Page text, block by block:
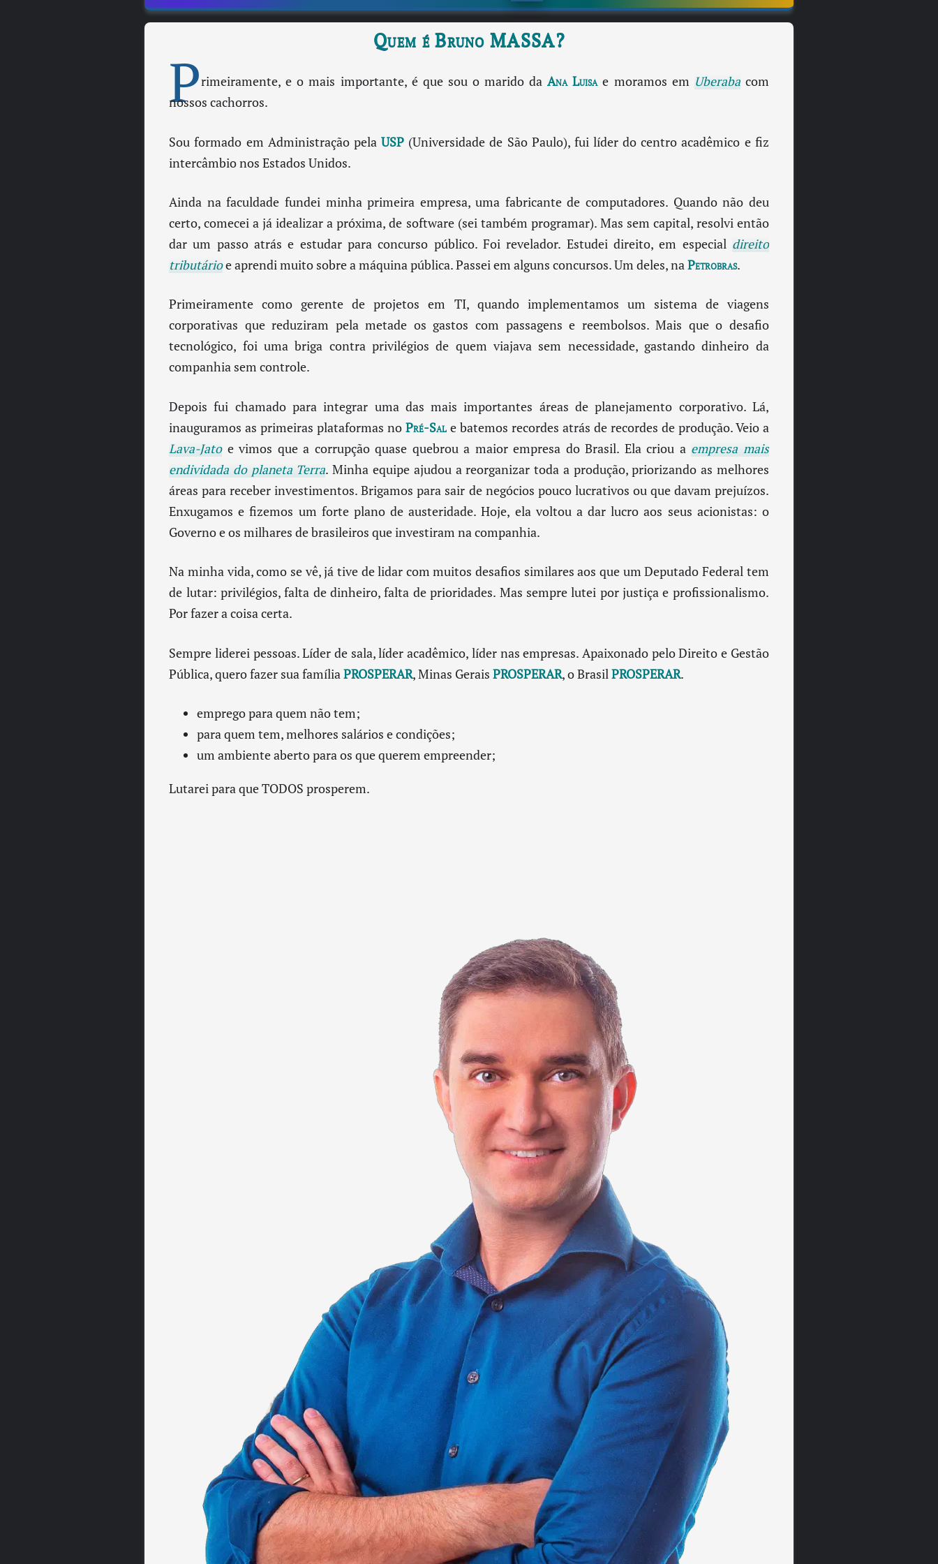
Quem é Bruno MASSA?
Primeiramente, e o mais importante, é que sou o marido daAna Luisae moramos em Uberabacom
nossos cachorros.
Sou formado em Administração pelaUSP (Universidade de São Paulo), fui líder do centro acadêmico e fiz
intercâmbio nos Estados Unidos.
Ainda na faculdade fundei minha primeira empresa, uma fabricante de computadores. Quando não deu
certo, comecei a já idealizar a próxima, de software (sei também programar). Mas sem capital, resolvi então
dar um passo atrás e estudar para concurso público. Foi revelador. Estudei direito, em especial direito
tributárioe aprendi muito sobre a máquina pública. Passei em alguns concursos. Um deles, naPetrobras.
Primeiramente como gerente de projetos em TI, quando implementamos um sistema de viagens
corporativas que reduziram pela metade os gastos com passagens e reembolsos. Mais que o desafio
tecnológico, foi uma briga contra privilégios de quem viajava sem necessidade, gastando dinheiro da
companhia sem controle.
Depois fui chamado para integrar uma das mais importantes áreas de planejamento corporativo. Lá,
inauguramos as primeiras plataformas noPré-Sal e batemos recordes atrás de recordes de produção. Veio a
Lava-Jatoe vimos que a corrupção quase quebrou a maior empresa do Brasil. Ela criou a empresa mais
endividada do planeta Terra. Minha equipe ajudou a reorganizar toda a produção, priorizando as melhores
áreas para receber investimentos. Brigamos para sair de negócios pouco lucrativos ou que davam prejuízos.
Enxugamos e fizemos um forte plano de austeridade. Hoje, ela voltou a dar lucro aos seus acionistas: o
Governo e os milhares de brasileiros que investiram na companhia.
Na minha vida, como se vê, já tive de lidar com muitos desafios similares aos que um Deputado Federal tem
de lutar: privilégios, falta de dinheiro, falta de prioridades. Mas sempre lutei por justiça e profissionalismo.
Por fazer a coisa certa.
Sempre liderei pessoas. Líder de sala, líder acadêmico, líder nas empresas. Apaixonado pelo Direito e Gestão
Pública, quero fazer sua famíliaPROSPERAR, Minas GeraisPROSPERAR, o BrasilPROSPERAR.
emprego para quem não tem;
para quem tem, melhores salários e condições;
um ambiente aberto para os que querem empreender;
Lutarei para que TODOS prosperem.